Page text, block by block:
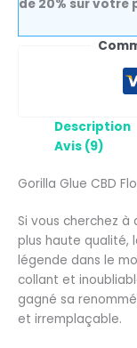
de 20% sur votre
Description
Avis (9)
Gorilla Glue CBD
Si vous cherchez
plus haute qualité,
légende dans le
collant et
gagné sa
et irremplaçable.